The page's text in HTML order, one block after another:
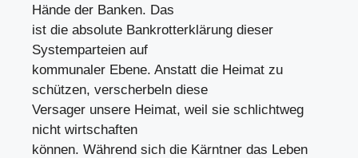
Hände der Banken. Das
ist die absolute Bankrotterklärung dieser
Systemparteien auf
kommunaler Ebene. Anstatt die Heimat zu
schützen, verscherbeln diese
Versager unsere Heimat, weil sie schlichtweg
nicht wirtschaften
können. Während sich die Kärntner das Leben